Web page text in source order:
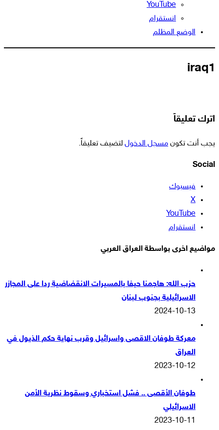
‫YouTube
انستقرام
الوضع المظلم
iraq1
اترك تعليقاً
يجب أنت تكون مسجل الدخول لتضيف تعليقاً.
Social
فيسبوك
‫X
‫YouTube
انستقرام
مواضيع اخرى بواسطة العراق العربي
حزب الله: هاجمنا حيفا بالمسيرات الانقضاضية ردا على المجازر
الاسرائيلية بجنوب لبنان
2024-10-13
معركة طوفان الاقصى واسرائيل وقرب نهاية حكم الذيول في
العراق
2023-10-12
طوفان الأقصى .. فشل استخباري وسقوط نظرية الأمن
الاسرائيلي
2023-10-11